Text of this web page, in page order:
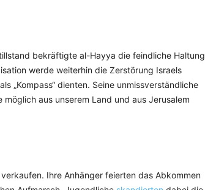
bekräftigte al-Hayya die feindliche Haltung
werde weiterhin die Zerstörung Israels
„Kompass“ dienten. Seine unmissverständliche
aus unserem Land und aus Jerusalem
Ihre Anhänger feierten das Abkommen